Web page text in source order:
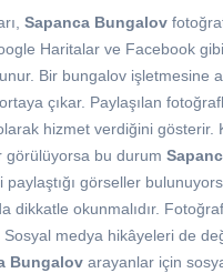
Sapanca Bungalov
Haritalar ve Facebook
Bir bungalov işletmesine
çıkar. Paylaşılan
hizmet verdiğini gösterir.
görülüyorsa bu durum
görseller
dikkatle okunmalıdır.
medya hikâyeleri de
Bungalov arayanlar için